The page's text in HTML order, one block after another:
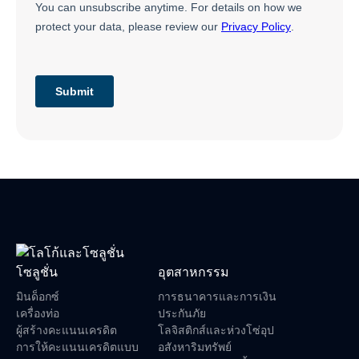
โซลูชั่น
มินด็อกซ์
เครื่องท่อ
ผู้สร้างคะแนนเครดิต
การให้คะแนนเครดิตแบบ
อุตสาหกรรม
การธนาคารและการเงิน
ประกันภัย
โลจิสติกส์และห่วงโซ่อุป
อสังหาริมทรัพย์